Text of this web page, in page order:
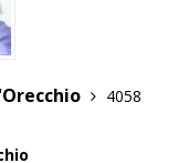
4058